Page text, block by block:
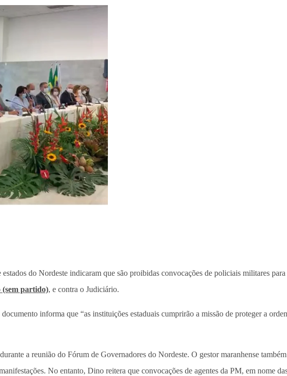
do Nordeste indicaram que são proibidas convocações de policiais militares para
partido), e contra o Judiciário.
informa que “as instituições estaduais cumprirão a missão de proteger a
a reunião do Fórum de Governadores do Nordeste. O gestor maranhense
No entanto, Dino reitera que convocações de agentes da PM, em nome